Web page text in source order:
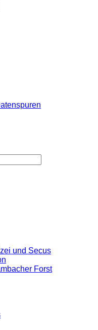
und Secus
Forst